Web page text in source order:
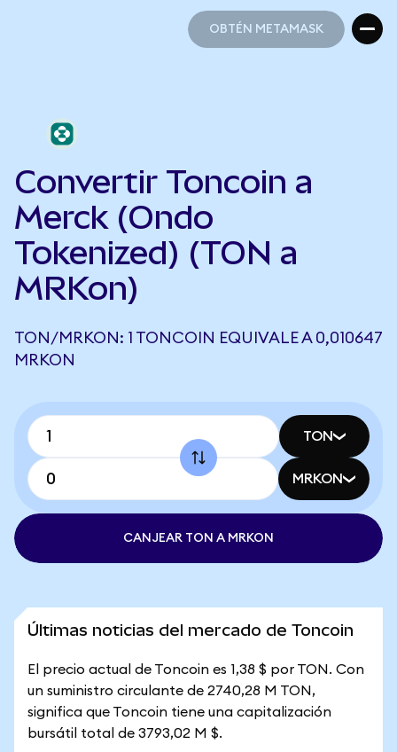
OBTÉN METAMASK
Convertir Toncoin a
Merck (Ondo
Tokenized) (TON a
MRKon)
TON/MRKON: 1 TONCOIN EQUIVALE A 0,010647
MRKON
TON
MRKON
CANJEAR TON A MRKON
Últimas noticias del mercado de Toncoin
El precio actual de Toncoin es 1,38 $ por TON. Con
un suministro circulante de 2740,28 M TON,
significa que Toncoin tiene una capitalización
bursátil total de 3793,02 M $.